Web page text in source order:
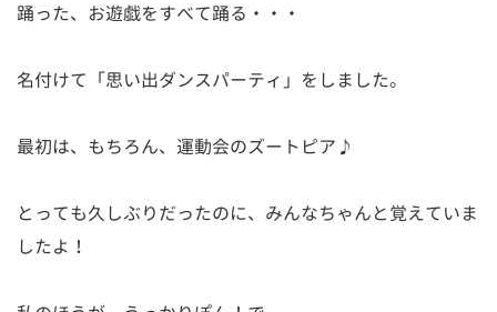
踊った、お遊戯をすべて踊る・・・
名付けて「思い出ダンスパーティ」をしました。
最初は、もちろん、運動会のズートピア♪
とっても久しぶりだったのに、みんなちゃんと覚えていま
したよ！